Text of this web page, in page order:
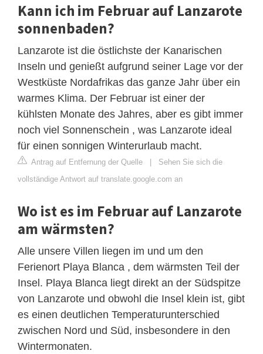
Kann ich im Februar auf Lanzarote
sonnenbaden?
Lanzarote ist die östlichste der Kanarischen
Inseln und genießt aufgrund seiner Lage vor der
Westküste Nordafrikas das ganze Jahr über ein
warmes Klima. Der Februar ist einer der
kühlsten Monate des Jahres, aber es gibt immer
noch viel Sonnenschein , was Lanzarote ideal
für einen sonnigen Winterurlaub macht.
Antrag auf Entfernung der Quelle
Sehen Sie sich die
vollständige Antwort auf translate.google.com an
Wo ist es im Februar auf Lanzarote
am wärmsten?
Alle unsere Villen liegen im und um den
Ferienort Playa Blanca , dem wärmsten Teil der
Insel. Playa Blanca liegt direkt an der Südspitze
von Lanzarote und obwohl die Insel klein ist, gibt
es einen deutlichen Temperaturunterschied
zwischen Nord und Süd, insbesondere in den
Wintermonaten.